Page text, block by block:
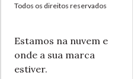
Todos os direitos reservados
Estamos na nuvem e
onde a sua marca
estiver.